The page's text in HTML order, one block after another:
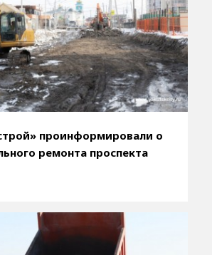
проинформировали о
ремонта проспекта